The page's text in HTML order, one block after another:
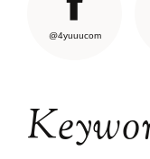
@4yuuucom